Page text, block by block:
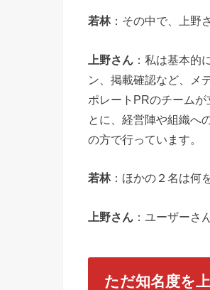
若林：その中で、上野
上野さん ：私は基本的
ン、掲載確認など、メ
ポレートPRのチーム
とに、経営陣や組織へ
の方で行っています。
若林：ほかの２名は何
上野さん ：ユーザーさ
ただ知名度を